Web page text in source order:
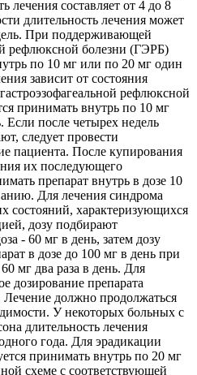
лечения составляет от 4 до 8
длительность лечения может
При поддерживающей
рефлюксной болезни (ГЭРБ)
по 10 мг или по 20 мг один
зависит от состояния
рефлюксной
принимать внутрь по 10 мг
Если после четырех недель
следует провести
пациента. После купирования
их последующего
препарат внутрь в дозе 10
Для лечения синдрома
состояний, характеризующихся
дозу подбирают
- 60 мг в день, затем дозу
в дозе до 100 мг в день при
мг два раза в день. Для
дозирование препарата
Лечение должно продолжаться
У некоторых больных с
длительность лечения
года. Для эрадикации
принимать внутрь по 20 мг
схеме с соответствующей